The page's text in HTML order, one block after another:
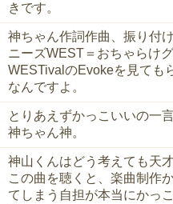
きです。
神ちゃん作詞作曲、振り付
ニーズWEST＝おちゃらけ
WESTivalのEvokeを見ても
なんですよ。
とりあえずかっこいいの一
神ちゃん神。
神山くんはどう考えても天
この曲を聴くと、楽曲制作
てしまう自担が本当にかっ